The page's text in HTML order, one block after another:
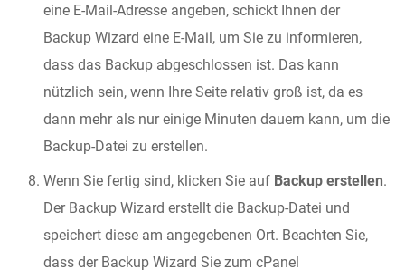
eine E-Mail-Adresse angeben, schickt Ihnen der
Backup Wizard eine E-Mail, um Sie zu informieren,
dass das Backup abgeschlossen ist. Das kann
nützlich sein, wenn Ihre Seite relativ groß ist, da es
dann mehr als nur einige Minuten dauern kann, um die
Backup-Datei zu erstellen.
Wenn Sie fertig sind, klicken Sie auf Backup erstellen.
Der Backup Wizard erstellt die Backup-Datei und
speichert diese am angegebenen Ort. Beachten Sie,
dass der Backup Wizard Sie zum cPanel